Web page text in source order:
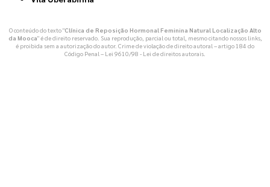
O conteúdo do texto "Clínica de Reposição Hormonal Feminina Natural Localização Alto
da Mooca" é de direito reservado. Sua reprodução, parcial ou total, mesmo citando nossos links,
é proibida sem a autorização do autor. Crime de violação de direito autoral – artigo 184 do
Código Penal – Lei 9610/98 - Lei de direitos autorais